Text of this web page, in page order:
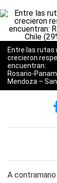
Entre las rutas
crecieron
encuentran:
Rosario-
Mendoza –
A